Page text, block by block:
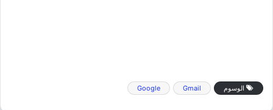
الوسوم Gmail
Google